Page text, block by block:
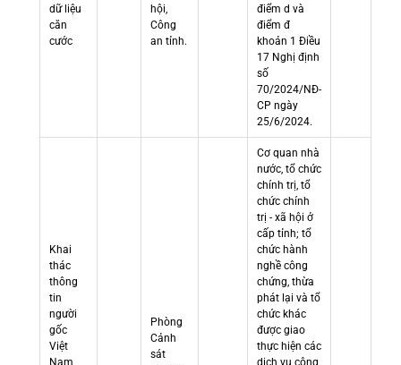
dữ liệu
căn
cước
hội,
Công
an tỉnh.
điểm d và
điểm đ
khoản 1 Điều
17 Nghị định
số
70/2024/NĐ-
CP ngày
25/6/2024.
Khai
thác
thông
tin
người
gốc
Việt
Nam
Phòng
Cảnh
sát
Cơ quan nhà
nước, tổ chức
chính trị, tổ
chức chính
trị - xã hội ở
cấp tỉnh; tổ
chức hành
nghề công
chứng, thừa
phát lại và tổ
chức khác
được giao
thực hiện các
dịch vụ công